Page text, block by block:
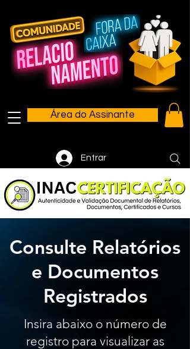
Área do Assinante
Entrar
Consulte Relatórios
e Documentos
Registrados
Insira abaixo o número de
registro para visualizar as